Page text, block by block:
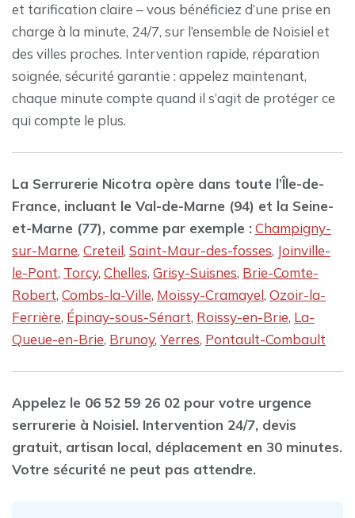
et tarification claire – vous bénéficiez d’une prise en
charge à la minute, 24/7, sur l’ensemble de Noisiel et
des villes proches. Intervention rapide, réparation
soignée, sécurité garantie : appelez maintenant,
chaque minute compte quand il s’agit de protéger ce
qui compte le plus.
La Serrurerie Nicotra opère dans toute l’Île-de-
France, incluant le Val-de-Marne (94) et la Seine-
et-Marne (77), comme par exemple :Champigny-
sur-Marne, Creteil, Saint-Maur-des-fosses, Joinville-
le-Pont, Torcy, Chelles, Grisy-Suisnes, Brie-Comte-
Robert, Combs-la-Ville, Moissy-Cramayel, Ozoir-la-
Ferrière, Épinay-sous-Sénart, Roissy-en-Brie, La-
Queue-en-Brie, Brunoy, Yerres, Pontault-Combault
Appelez le 06 52 59 26 02 pour votre urgence
serrurerie à Noisiel. Intervention 24/7, devis
gratuit, artisan local, déplacement en 30 minutes.
Votre sécurité ne peut pas attendre.